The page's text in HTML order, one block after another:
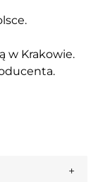
w Krakowie.